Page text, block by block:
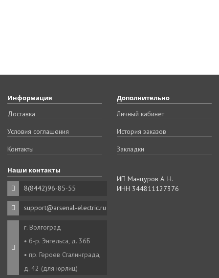
Информация
Доставка
Условия соглашения
Контакты
Дополнительно
Личный кабинет
История заказов
Закладки
Наши контакты
8(8442)96-85-55
support@arsenal-electric.ru
г. Волгоград
• б-р. Энгельса, д. 36Б
• пр. Героев Сталинграда,
д. 42 (для юрлиц)
ИП Манцуров А. Н.
ИНН 344811127376